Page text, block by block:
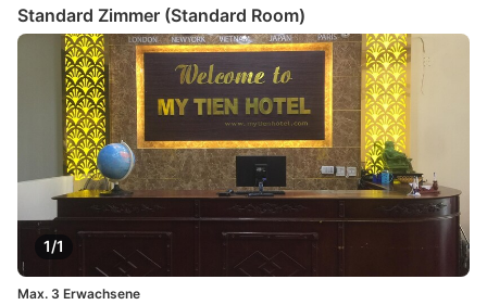
Standard Zimmer (Standard Room)
1/1
Max. 3 Erwachsene